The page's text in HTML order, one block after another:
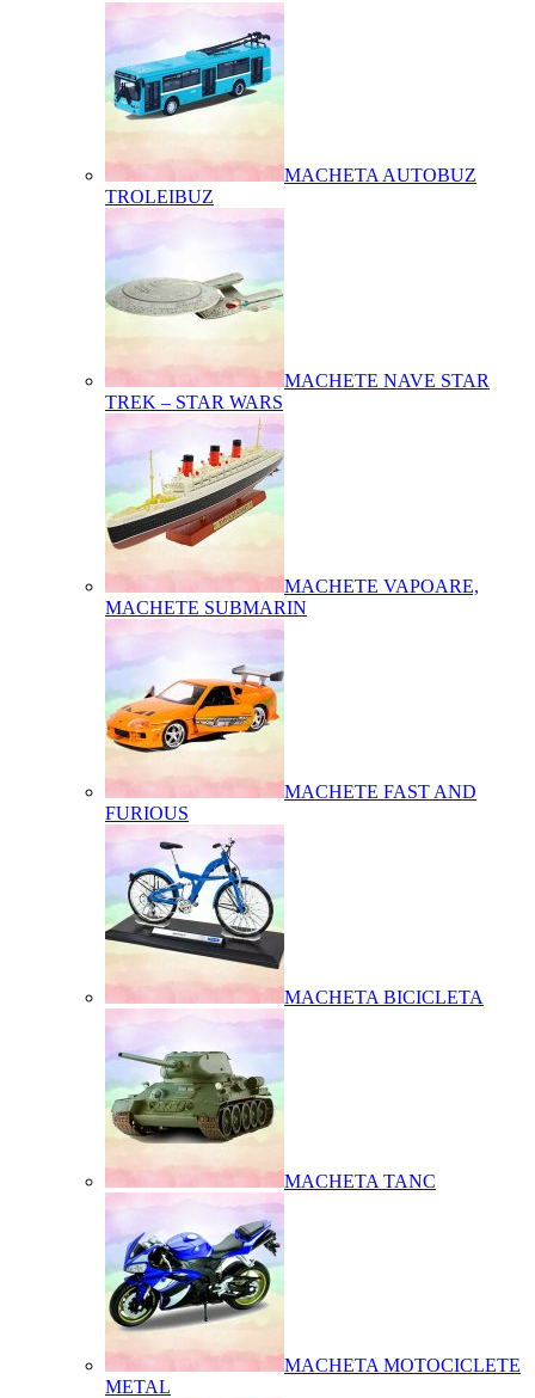
MACHETA AUTOBUZ
TROLEIBUZ
MACHETE NAVE STAR
TREK – STAR WARS
MACHETE VAPOARE,
MACHETE SUBMARIN
MACHETE FAST AND
FURIOUS
MACHETA BICICLETA
MACHETA TANC
MACHETA MOTOCICLETE
METAL